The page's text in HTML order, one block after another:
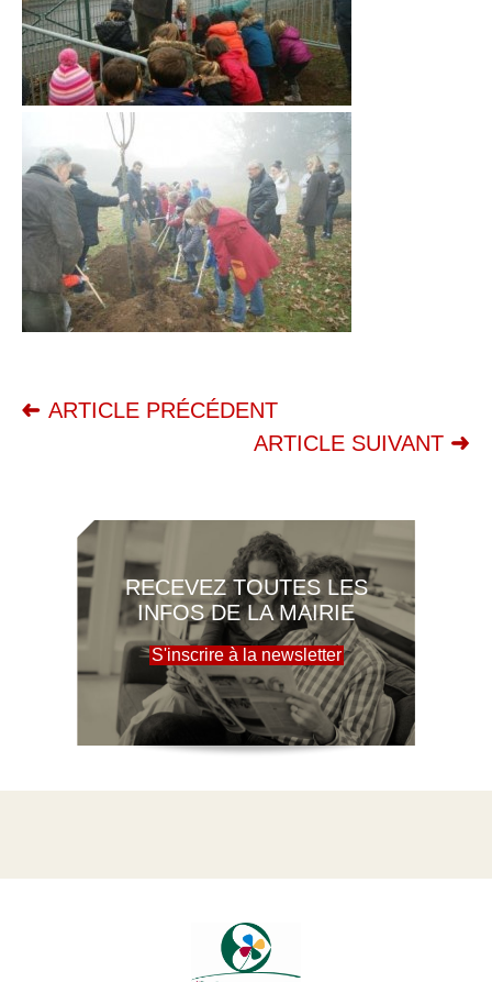
ARTICLE PRÉCÉDENT
ARTICLE SUIVANT
RECEVEZ TOUTES LES
INFOS DE LA MAIRIE
S'inscrire à la newsletter